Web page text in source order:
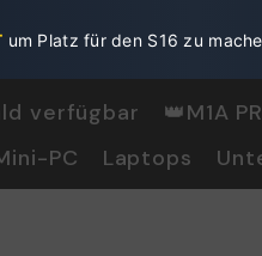
um Platz für den S16 zu
verfügbar 👑M1A
PC Laptops